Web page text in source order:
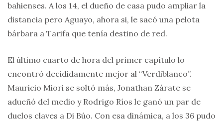
bahienses. A los 14, el dueño de casa pudo ampliar la
distancia pero Aguayo, ahora si, le sacó una pelota
bárbara a Tarifa que tenía destino de red.
El último cuarto de hora del primer capítulo lo
encontró decididamente mejor al “Verdiblanco”.
Mauricio Miori se soltó más, Jonathan Zárate se
adueñó del medio y Rodrigo Ríos le ganó un par de
duelos claves a Di Búo. Con esa dinámica, a los 36 pudo